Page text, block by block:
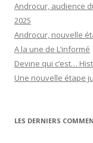
Androcur, audience
2025
Androcur, nouvelle
A la une de L’informé
Devine qui c’est…
Une nouvelle étape
LES DERNIERS